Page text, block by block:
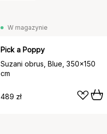
W magazynie
Pick a Poppy
Suzani obrus, Blue, 350x150
cm
489 zł